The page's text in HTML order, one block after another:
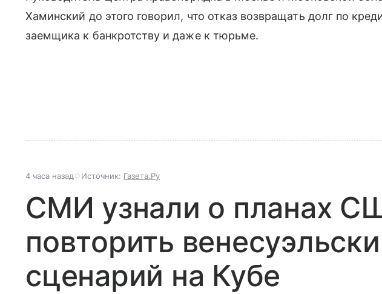
Хаминский до этого говорил, что отказ возвращать долг по
заемщика к банкротству и даже к тюрьме.
4 часа назад Источник: Газета.Ру
СМИ узнали о планах
повторить
сценарий на Кубе